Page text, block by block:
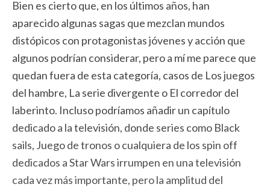
Bien es cierto que, en los últimos años, han
aparecido algunas sagas que mezclan mundos
distópicos con protagonistas jóvenes y acción que
algunos podrían considerar, pero a mí me parece que
quedan fuera de esta categoría, casos de Los juegos
del hambre, La serie divergente o El corredor del
laberinto. Incluso podríamos añadir un capítulo
dedicado a la televisión, donde series como Black
sails, Juego de tronos o cualquiera de los spin off
dedicados a Star Wars irrumpen en una televisión
cada vez más importante, pero la amplitud del